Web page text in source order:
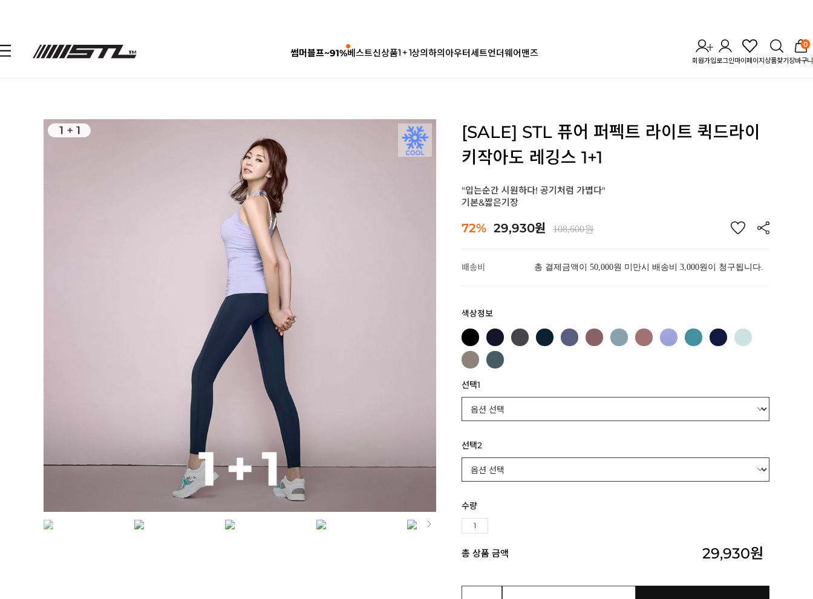
썸머블프~91%베스트신상품1 + 1상의하의아우터세트언더웨어맨즈
회원가입로그인마이페이지 상품찾기
0
장바구니
[SALE] STL 퓨어 퍼펙트 라이트 퀵드라이
키작아도 레깅스 1+1
"입는순간 시원하다! 공기처럼 가볍다"
기본&짧은기장
72% 29,930원 108,600원
배송비 총 결제금액이 50,000원 미만시 배송비 3,000원이 청구됩니다.
색상정보
선택1
선택2
수량
총 상품 금액 29,930원